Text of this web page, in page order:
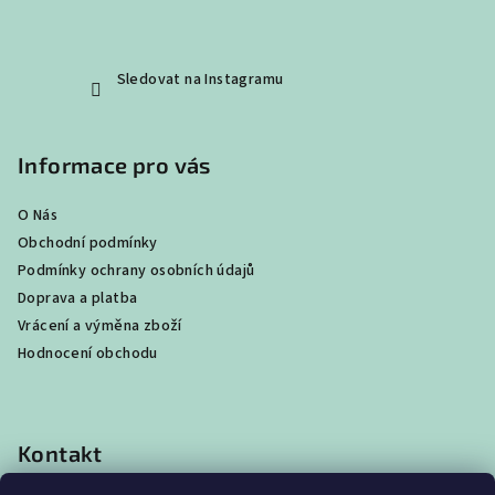
Sledovat na Instagramu
Informace pro vás
O Nás
Obchodní podmínky
Podmínky ochrany osobních údajů
Doprava a platba
Vrácení a výměna zboží
Hodnocení obchodu
Kontakt